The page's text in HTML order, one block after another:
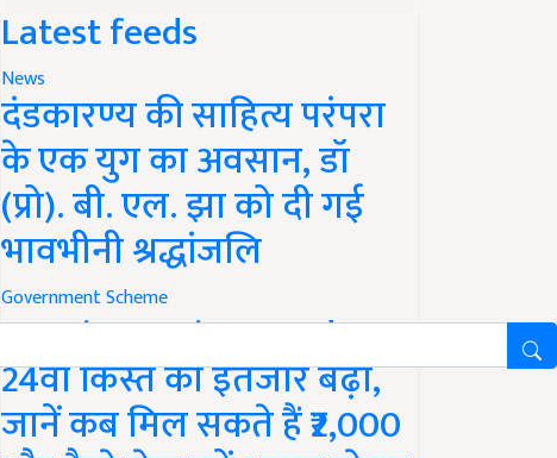
Latest feeds
News
दंडकारण्य की साहित्य परंपरा
के एक युग का अवसान, डॉ
(प्रो). बी. एल. झा को दी गई
भावभीनी श्रद्धांजलि
Government Scheme
PM Kisan Yojana Update:
24वीं किस्त का इंतजार बढ़ा,
जानें कब मिल सकते हैं ₹2,000